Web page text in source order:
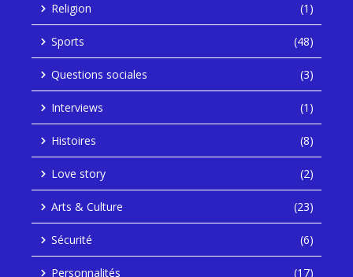
Religion (1)
Sports (48)
Questions sociales (3)
Interviews (1)
Histoires (8)
Love story (2)
Arts & Culture (23)
Sécurité (6)
Personnalités (17)